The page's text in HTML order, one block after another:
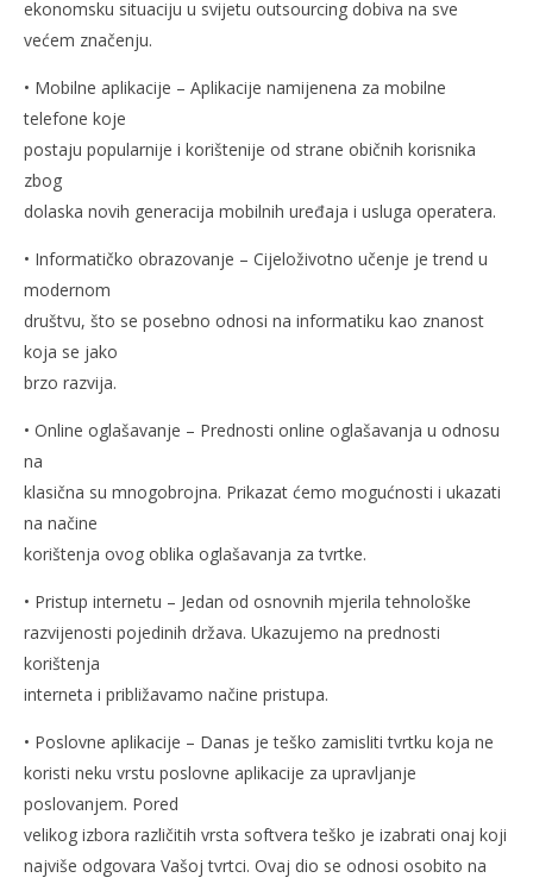
ekonomsku situaciju u svijetu outsourcing dobiva na sve
većem značenju.
• Mobilne aplikacije – Aplikacije namijenena za mobilne
telefone koje
postaju popularnije i korištenije od strane običnih korisnika
zbog
dolaska novih generacija mobilnih uređaja i usluga operatera.
• Informatičko obrazovanje – Cijeloživotno učenje je trend u
modernom
društvu, što se posebno odnosi na informatiku kao znanost
koja se jako
brzo razvija.
• Online oglašavanje – Prednosti online oglašavanja u odnosu
na
klasična su mnogobrojna. Prikazat ćemo mogućnosti i ukazati
na načine
korištenja ovog oblika oglašavanja za tvrtke.
• Pristup internetu – Jedan od osnovnih mjerila tehnološke
razvijenosti pojedinih država. Ukazujemo na prednosti
korištenja
interneta i približavamo načine pristupa.
• Poslovne aplikacije – Danas je teško zamisliti tvrtku koja ne
koristi neku vrstu poslovne aplikacije za upravljanje
poslovanjem. Pored
velikog izbora različitih vrsta softvera teško je izabrati onaj koji
najviše odgovara Vašoj tvrtci. Ovaj dio se odnosi osobito na